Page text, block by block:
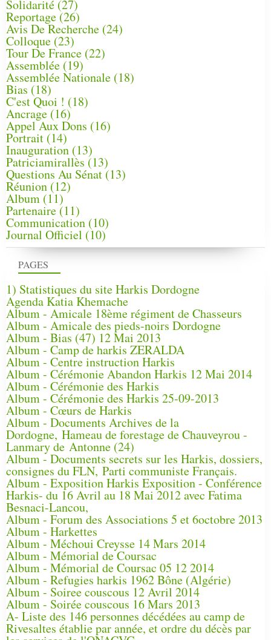
PAGES
1) Statistiques du site Harkis Dordogne
Agenda Katia Khemache
Album - Amicale 18ème régiment de Chasseurs
Album - Amicale des pieds-noirs Dordogne
Album - Bias (47) 12 Mai 2013
Album - Camp de harkis ZERALDA
Album - Centre instruction Harkis
Album - Cérémonie Abandon Harkis 12 Mai 2014
Album - Cérémonie des Harkis
Album - Cérémonie des Harkis 25-09-2013
Album - Cœurs de Harkis
Album - Documents Archives de la
Dordogne, Hameau de forestage de Chauveyrou -
Lanmary de Antonne (24)
Album - Documents secrets sur les Harkis, dossiers,
consignes du FLN, Parti communiste Français.
Album - Exposition Harkis Exposition - Conférence
Harkis- du 16 Avril au 18 Mai 2012 avec Fatima
Besnaci-Lancou,
Album - Forum des Associations 5 et 6octobre 2013
Album - Harkettes
Album - Méchoui Creysse 14 Mars 2014
Album - Mémorial de Coursac
Album - Mémorial de Coursac 05 12 2014
Album - Refugies harkis 1962 Bône (Algérie)
Album - Soiree couscous 12 Avril 2014
Album - Soirée couscous 16 Mars 2013
A- Liste des 146 personnes décédées au camp de
Rivesaltes établie par année, et ordre du décès par
Solidarité (27)
Reportage(26)
Avis De Recherche (24)
Colloque (23)
Tour De France (22)
Assemblée (19)
Assemblée Nationale (18)
Bias (18)
C'est Quoi ! (18)
Ancrage (16)
Appel Aux Dons (16)
Portrait (14)
Inauguration (13)
Patriciamirallès (13)
Questions Au Sénat(13)
Réunion (12)
Album (11)
Partenaire(11)
Communication (10)
Journal Officiel (10)